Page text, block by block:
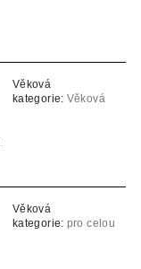
Věková
kategorie: Věková
Věková
kategorie: pro celou